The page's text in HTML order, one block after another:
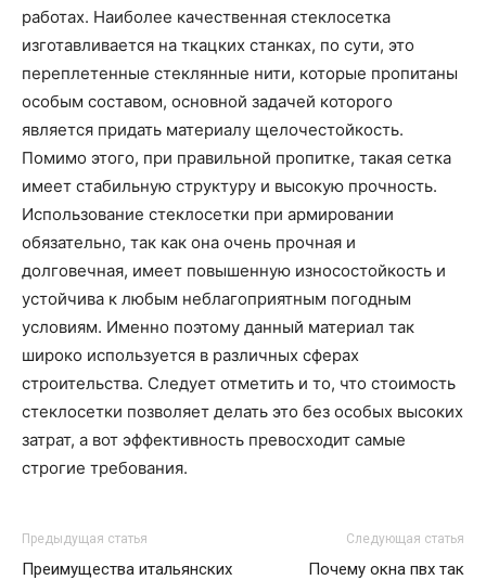
работах. Наиболее качественная стеклосетка
изготавливается на ткацких станках, по сути, это
переплетенные стеклянные нити, которые пропитаны
особым составом, основной задачей которого
является придать материалу щелочестойкость.
Помимо этого, при правильной пропитке, такая сетка
имеет стабильную структуру и высокую прочность.
Использование стеклосетки при армировании
обязательно, так как она очень прочная и
долговечная, имеет повышенную износостойкость и
устойчива к любым неблагоприятным погодным
условиям. Именно поэтому данный материал так
широко используется в различных сферах
строительства. Следует отметить и то, что стоимость
стеклосетки позволяет делать это без особых высоких
затрат, а вот эффективность превосходит самые
строгие требования.
Предыдущая статья
Преимущества итальянских
Следующая статья
Почему окна пвх так